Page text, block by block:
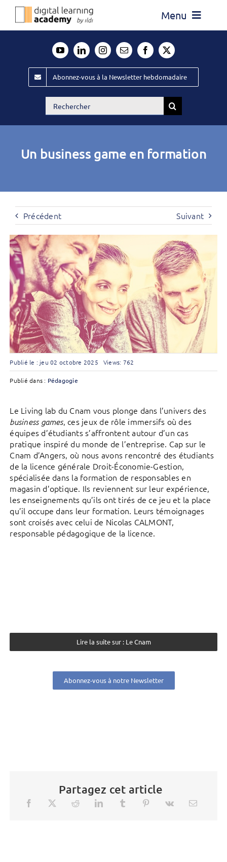
Passer
Menu
Évènements ILDI
Offres d’emploi
Publiez
Abonnez-vous à la Newsletter hebdomadaire
Rechercher:
Un business game en formation
Précédent Suivant
Publié le : jeu 02 octobre 2025 Views: 762
Publié dans : Pédagogie
Le Living lab du Cnam vous plonge dans l’univers des
business games, ces jeux de rôle immersifs où des
équipes d’étudiants s’affrontent autour d’un cas
pratique inspiré du monde de l’entreprise. Cap sur le
Cnam d’Angers, où nous avons rencontré des étudiants
de la licence générale Droit-Économie-Gestion,
spécialisée dans la formation de responsables en
magasin d’optique. Ils reviennent sur leur expérience,
les enseignements qu’ils ont tirés de ce jeu et la place
qu’il occupe dans leur formation. Leurs témoignages
sont croisés avec celui de Nicolas CALMONT,
responsable pédagogique de la licence.
Lire la suite sur : Le Cnam
Abonnez-vous à notre Newsletter
Partagez cet article